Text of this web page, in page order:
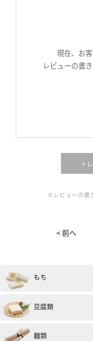
現在、お
レビューの書
+
※レビューの書
< 前へ
もち
豆腐類
麺類